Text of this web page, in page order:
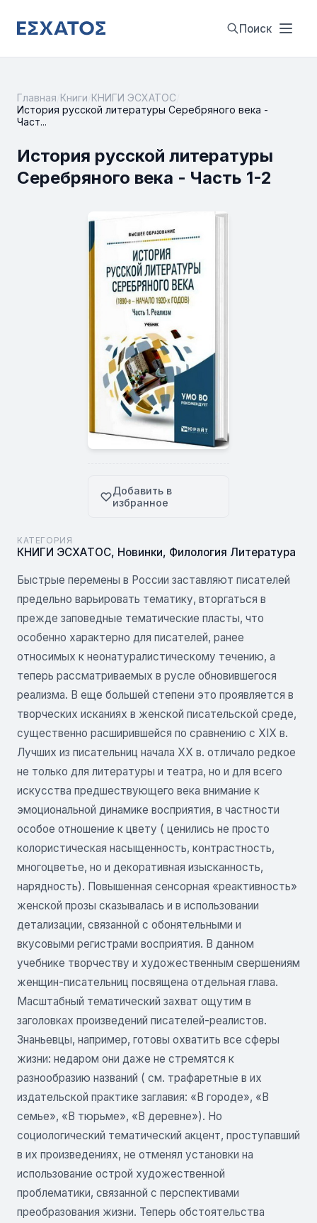
Поиск
Главная Книги КНИГИ ЭСХАТОС
История русской литературы Серебряного века -
Част...
История русской литературы
Серебряного века - Часть 1-2
Добавить в
избранное
КАТЕГОРИЯ
КНИГИ ЭСХАТОС, Новинки, Филология Литература
Быстрые перемены в России заставляют писателей
предельно варьировать тематику, вторгаться в
прежде заповедные тематические пласты, что
особенно характерно для писателей, ранее
относимых к неонатуралистическому течению, а
теперь рассматриваемых в русле обновившегося
реализма. В еще большей степени это проявляется в
творческих исканиях в женской писательской среде,
существенно расширившейся по сравнению с XIX в.
Лучших из писательниц начала ХХ в. отличало редкое
не только для литературы и театра, но и для всего
искусства предшествующего века внимание к
эмоциональной динамике восприятия, в частности
особое отношение к цвету ( ценились не просто
колористическая насыщенность, контрастность,
многоцветье, но и декоративная изысканность,
нарядность). Повышенная сенсорная «реактивность»
женской прозы сказывалась и в использовании
детализации, связанной с обонятельными и
вкусовыми регистрами восприятия. В данном
учебнике творчеству и художественным свершениям
женщин-писательниц посвящена отдельная глава.
Масштабный тематический захват ощутим в
заголовках произведений писателей-реалистов.
Знаньевцы, например, готовы охватить все сферы
жизни: недаром они даже не стремятся к
разнообразию названий ( см. трафаретные в их
издательской практике заглавия: «В городе», «В
семье», «В тюрьме», «В деревне»). Но
социологический тематический акцент, проступавший
в их произведениях, не отменял установки на
использование острой художественной
проблематики, связанной с перспективами
преобразования жизни. Теперь обстоятельства